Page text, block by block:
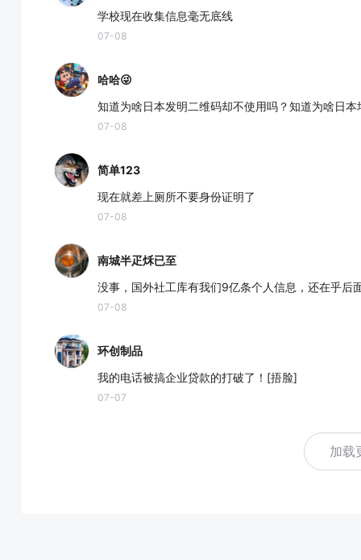
学校现在收集信息毫无底线
07-08
哈哈😜
知道为啥日本发明二维码却不使用吗？知道为啥日
07-08
简单123
现在就差上厕所不要身份证明了
07-08
南城半疋秌已至
没事，国外社工库有我们9亿条个人信息，还在乎后
07-08
环创制品
我的电话被搞企业贷款的打破了！[捂脸]
07-07
加载